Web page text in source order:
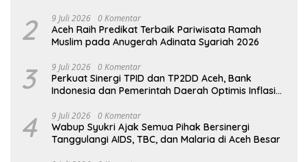
2 9 Juli 2026 0 Komentar
Aceh Raih Predikat Terbaik Pariwisata Ramah
Muslim pada Anugerah Adinata Syariah 2026
3 9 Juli 2026 0 Komentar
Perkuat Sinergi TPID dan TP2DD Aceh, Bank
Indonesia dan Pemerintah Daerah Optimis Inflasi
4 9 Juli 2026 0 Komentar
Wabup Syukri Ajak Semua Pihak Bersinergi
Tanggulangi AIDS, TBC, dan Malaria di Aceh Besar